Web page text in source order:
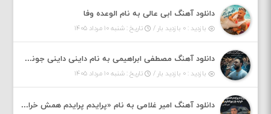
دانلود آهنگ ابی عالی به نام الوعده وفا
بازدید : ۰ بازدید بار / تاریخ : شنبه ۱۰ مرداد ۱۴۰۵
دانلود آهنگ مصطفی ابراهیمی به نام داینی داینی جونم قربون پنج تیر پرونم
بازدید : ۰ بازدید بار / تاریخ : شنبه ۱۰ مرداد ۱۴۰۵
دانلود آهنگ امیر غلامی به نام «پرایدم پرایدم همش خرابه یار نیو کنارم دیگه پولی نداروم (ریمیکس اینستاگرام)»